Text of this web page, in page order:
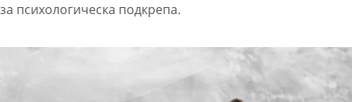
за психологическа подкрепа.